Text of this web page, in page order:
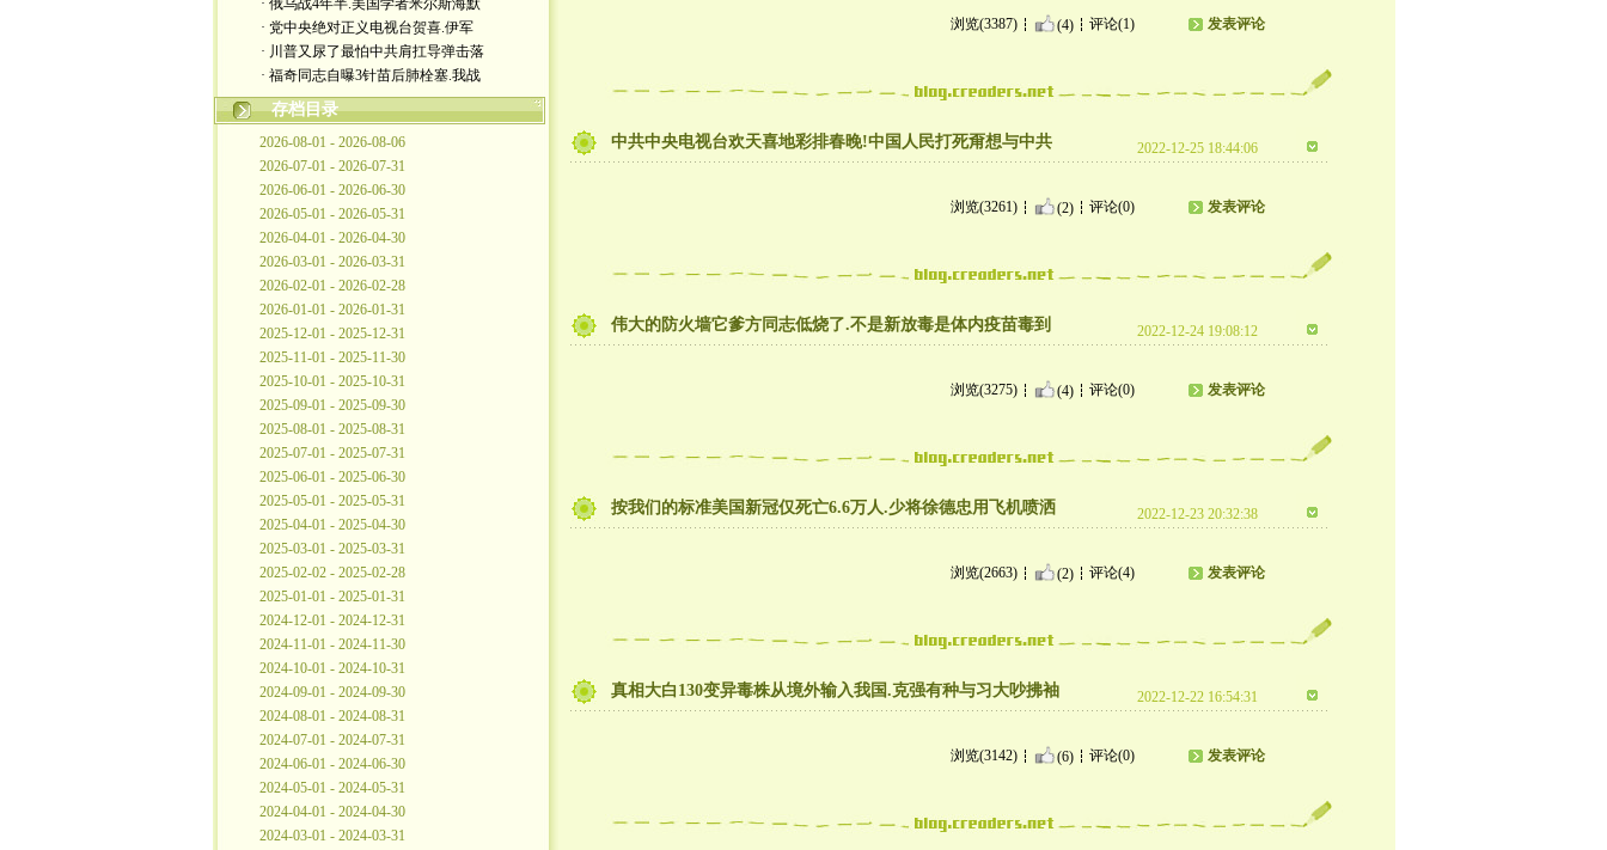
· 俄乌战4年半.美国学者米尔斯海默
· 党中央绝对正义电视台贺喜.伊军
· 川普又尿了最怕中共肩扛导弹击落
· 福奇同志自曝3针苗后肺栓塞.我战
存档目录
2026-08-01 - 2026-08-06
2026-07-01 - 2026-07-31
2026-06-01 - 2026-06-30
2026-05-01 - 2026-05-31
2026-04-01 - 2026-04-30
2026-03-01 - 2026-03-31
2026-02-01 - 2026-02-28
2026-01-01 - 2026-01-31
2025-12-01 - 2025-12-31
2025-11-01 - 2025-11-30
2025-10-01 - 2025-10-31
2025-09-01 - 2025-09-30
2025-08-01 - 2025-08-31
2025-07-01 - 2025-07-31
2025-06-01 - 2025-06-30
2025-05-01 - 2025-05-31
2025-04-01 - 2025-04-30
2025-03-01 - 2025-03-31
2025-02-02 - 2025-02-28
2025-01-01 - 2025-01-31
2024-12-01 - 2024-12-31
2024-11-01 - 2024-11-30
2024-10-01 - 2024-10-31
2024-09-01 - 2024-09-30
2024-08-01 - 2024-08-31
2024-07-01 - 2024-07-31
2024-06-01 - 2024-06-30
2024-05-01 - 2024-05-31
2024-04-01 - 2024-04-30
2024-03-01 - 2024-03-31
浏览(3387) (4) 评论(1) 发表评论
中共中央电视台欢天喜地彩排春晚!中国人民打死甭想与中共 2022-12-25 18:44:06
浏览(3261) (2) 评论(0) 发表评论
伟大的防火墙它爹方同志低烧了.不是新放毒是体内疫苗毒到 2022-12-24 19:08:12
浏览(3275) (4) 评论(0) 发表评论
按我们的标准美国新冠仅死亡6.6万人.少将徐德忠用飞机喷洒 2022-12-23 20:32:38
浏览(2663) (2) 评论(4) 发表评论
真相大白130变异毒株从境外输入我国.克强有种与习大吵拂袖 2022-12-22 16:54:31
浏览(3142) (6) 评论(0) 发表评论